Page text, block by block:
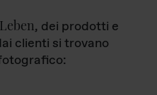
, dei prodotti e
clienti si trovano